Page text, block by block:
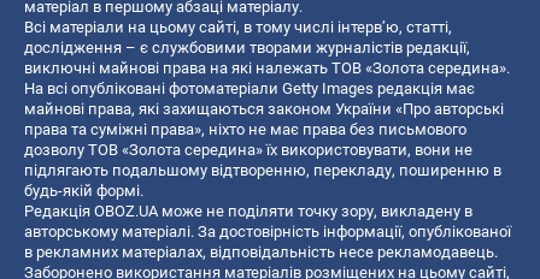
матеріал в першому абзаці матеріалу.
Всі матеріали на цьому сайті, в тому числі інтерв’ю, статті,
дослідження – є службовими творами журналістів редакції,
виключні майнові права на які належать ТОВ «Золота середина».
На всі опубліковані фотоматеріали Getty Images редакція має
майнові права, які захищаються законом України «Про авторські
права та суміжні права», ніхто не має права без письмового
дозволу ТОВ «Золота середина» їх використовувати, вони не
підлягають подальшому відтворенню, перекладу, поширенню в
будь-якій формі.
Редакція OBOZ.UA може не поділяти точку зору, викладену в
авторському матеріалі. За достовірність інформації, опублікованої
в рекламних матеріалах, відповідальність несе рекламодавець.
Заборонено використання матеріалів розміщених на цьому сайті,